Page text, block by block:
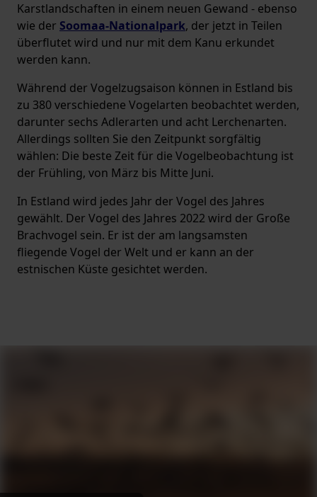
Karstlandschaften in einem neuen Gewand - ebenso
wie der Soomaa-Nationalpark, der jetzt in Teilen
überflutet wird und nur mit dem Kanu erkundet
werden kann.
Während der Vogelzugsaison können in Estland bis
zu 380 verschiedene Vogelarten beobachtet werden,
darunter sechs Adlerarten und acht Lerchenarten.
Allerdings sollten Sie den Zeitpunkt sorgfältig
wählen: Die beste Zeit für die Vogelbeobachtung ist
der Frühling, von März bis Mitte Juni.
In Estland wird jedes Jahr der Vogel des Jahres
gewählt. Der Vogel des Jahres 2022 wird der Große
Brachvogel sein. Er ist der am langsamsten
fliegende Vogel der Welt und er kann an der
estnischen Küste gesichtet werden.